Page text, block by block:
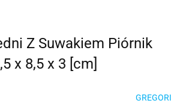
Z Suwakiem Piórnik
x 8,5 x 3 [cm]